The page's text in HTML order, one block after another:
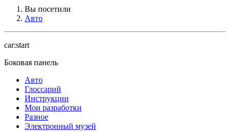
Вы посетили
Авто
car:start
Боковая панель
Авто
Глоссарий
Инструкции
Мои разработки
Разное
Электронный музей